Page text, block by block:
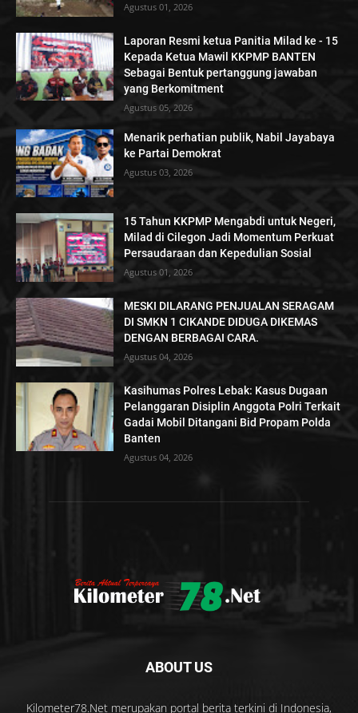
Agustus 01, 2026
Laporan Resmi ketua Panitia Milad ke - 15
Kepada Ketua Mawil KKPMP BANTEN
Sebagai Bentuk pertanggung jawaban
yang Berkomitment
Agustus 05, 2026
Menarik perhatian publik, Nabil Jayabaya
ke Partai Demokrat
Agustus 03, 2026
15 Tahun KKPMP Mengabdi untuk Negeri,
Milad di Cilegon Jadi Momentum Perkuat
Persaudaraan dan Kepedulian Sosial
Agustus 01, 2026
MESKI DILARANG PENJUALAN SERAGAM
DI SMKN 1 CIKANDE DIDUGA DIKEMAS
DENGAN BERBAGAI CARA.
Agustus 04, 2026
Kasihumas Polres Lebak: Kasus Dugaan
Pelanggaran Disiplin Anggota Polri Terkait
Gadai Mobil Ditangani Bid Propam Polda
Banten
Agustus 04, 2026
ABOUT US
Kilometer78.Net merupakan portal berita terkini di Indonesia,